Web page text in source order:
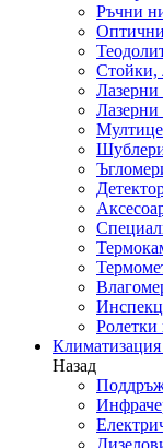
Ръчни
Стойки,
Лазерни
Ролетки
Назад